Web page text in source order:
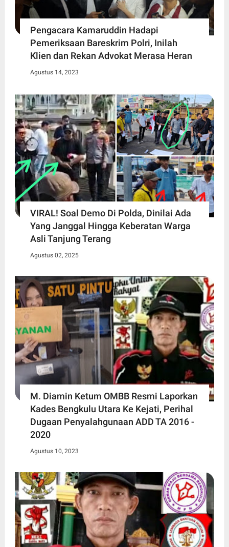
Pengacara Kamaruddin Hadapi
Pemeriksaan Bareskrim Polri, Inilah
Klien dan Rekan Advokat Merasa Heran
Agustus 14, 2023
VIRAL! Soal Demo Di Polda, Dinilai Ada
Yang Janggal Hingga Keberatan Warga
Asli Tanjung Terang
Agustus 02, 2025
M. Diamin Ketum OMBB Resmi Laporkan
Kades Bengkulu Utara Ke Kejati, Perihal
Dugaan Penyalahgunaan ADD TA 2016 -
2020
Agustus 10, 2023